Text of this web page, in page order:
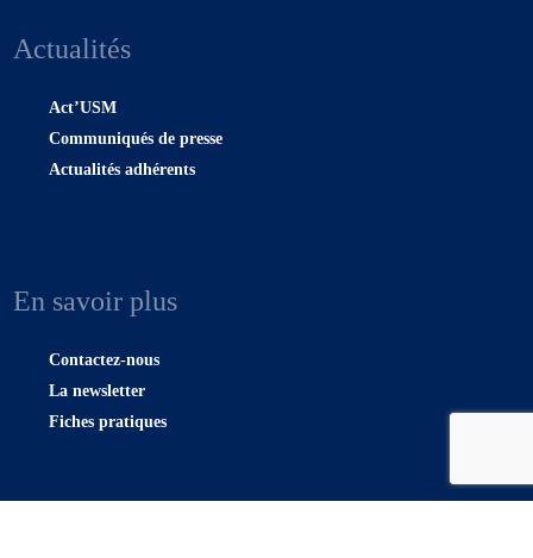
Actualités
Act’USM
Communiqués de presse
Actualités adhérents
En savoir plus
Contactez-nous
La newsletter
Fiches pratiques